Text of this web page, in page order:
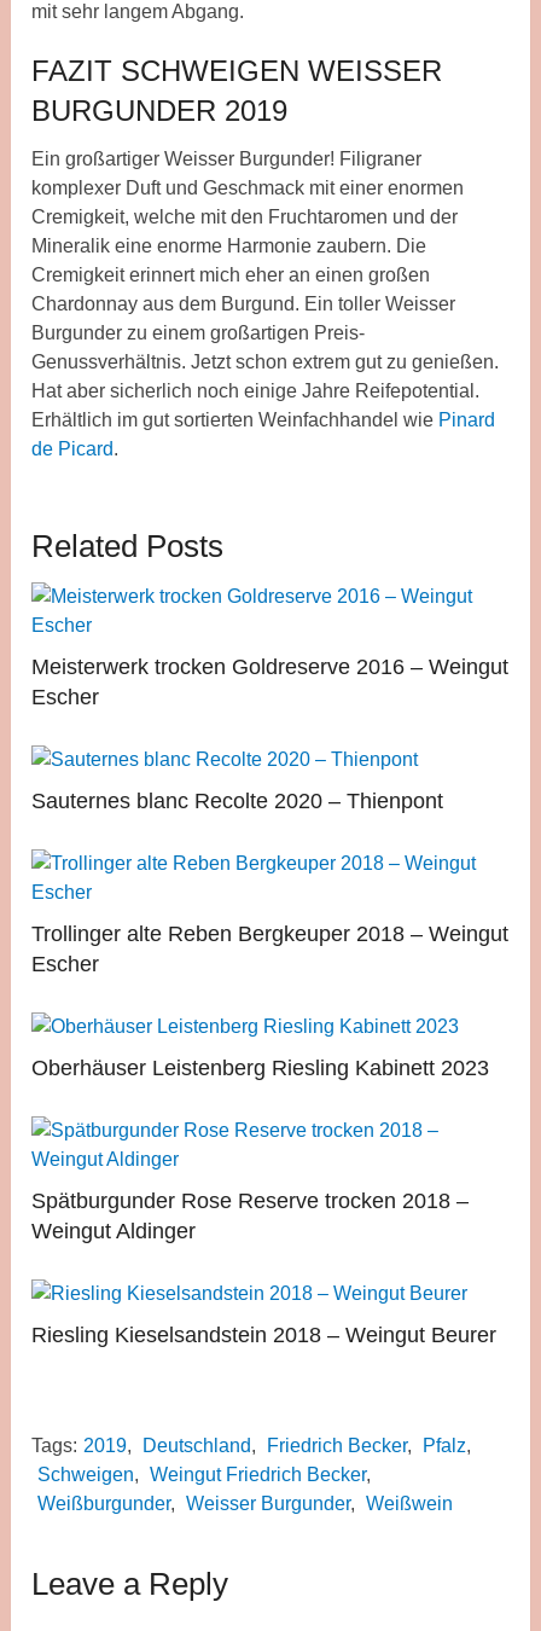
mit sehr langem Abgang.
FAZIT SCHWEIGEN WEISSER
BURGUNDER 2019
Ein großartiger Weisser Burgunder! Filigraner
komplexer Duft und Geschmack mit einer enormen
Cremigkeit, welche mit den Fruchtaromen und der
Mineralik eine enorme Harmonie zaubern. Die
Cremigkeit erinnert mich eher an einen großen
Chardonnay aus dem Burgund. Ein toller Weisser
Burgunder zu einem großartigen Preis-
Genussverhältnis. Jetzt schon extrem gut zu genießen.
Hat aber sicherlich noch einige Jahre Reifepotential.
Erhältlich im gut sortierten Weinfachhandel wie Pinard
de Picard.
Related Posts
Meisterwerk trocken Goldreserve 2016 – Weingut
Escher
Sauternes blanc Recolte 2020 – Thienpont
Trollinger alte Reben Bergkeuper 2018 – Weingut
Escher
Oberhäuser Leistenberg Riesling Kabinett 2023
Spätburgunder Rose Reserve trocken 2018 –
Weingut Aldinger
Riesling Kieselsandstein 2018 – Weingut Beurer
Tags: 2019, Deutschland, Friedrich Becker, Pfalz,
Schweigen, Weingut Friedrich Becker,
Weißburgunder, Weisser Burgunder, Weißwein
Leave a Reply